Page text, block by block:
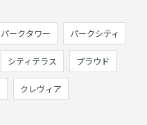
パークタワー パークシティ
シティテラス プラウド
クレヴィア